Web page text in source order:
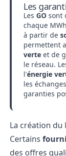
Les
Les GO sont
chaque
à partir de
permettent
verte et de
le réseau.
l'énergie
les
garanties
La création du
Certains
des offres